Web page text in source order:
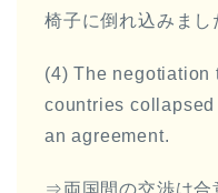
椅子に倒れ込みまし
(4) The negotiation
countries
an agreement.
⇒両国間の交渉は合